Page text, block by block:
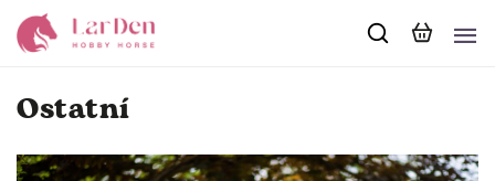
Ostatní